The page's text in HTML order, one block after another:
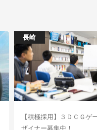
長崎
【積極採用】３ＤＣＧゲ
ザイナー募集中！